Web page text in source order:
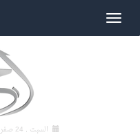
السبت , 24 صفر 1448 هـ ,